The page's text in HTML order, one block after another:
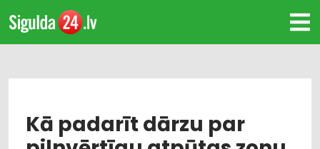
Kā padarīt dārzu par